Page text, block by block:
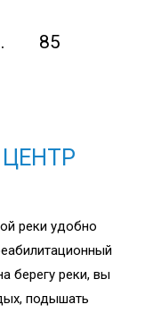
85
реки удобно
берегу реки, вы
подышать